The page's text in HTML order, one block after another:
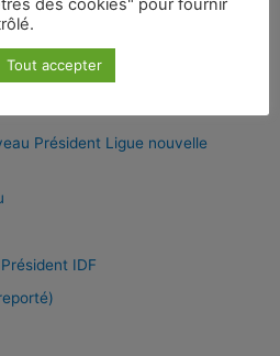
Président Ligue nouvelle
IDF
des cookies" pour fournir
Tout accepter